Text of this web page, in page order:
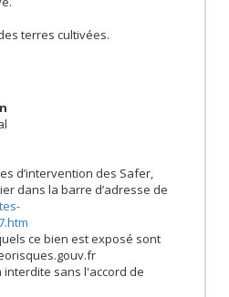
terres cultivées.
d’intervention des Safer,
dans la barre d’adresse de
ce bien est exposé sont
sans l'accord de